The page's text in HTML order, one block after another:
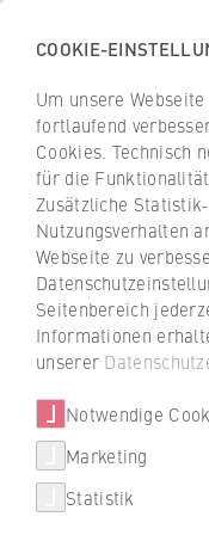
Z
u
ü
k
u
S
a
H
c
h
s
c
h
u
l
e
f
r
W
i
r
Z
u
r
ü
c
k
z
u
r
t
a
t
Information zur
Fachbereich
Mit diesen
Berlin für die
Daten durch die
COOKIE-
Um unsere
fortlaufend
Cookies. Technisch
für die
Zusätzliche
Nutzungsverhalten
Webseite zu
Seitenbereich
Informationen
unserer
Notwendige
Marketing
Statistik